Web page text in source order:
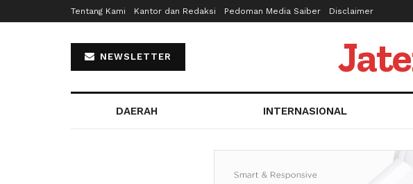
Tentang Kami Kantor dan Redaksi Pedoman Media Saiber Disclaimer
NEWSLETTER
DAERAH INTERNASIONAL